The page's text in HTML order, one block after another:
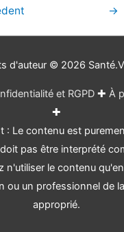
→
d'auteur © 2026
et RGPD✚ À
✚
: Le contenu est
pas être interprété
n'utiliser le contenu
ou un professionnel de
approprié.